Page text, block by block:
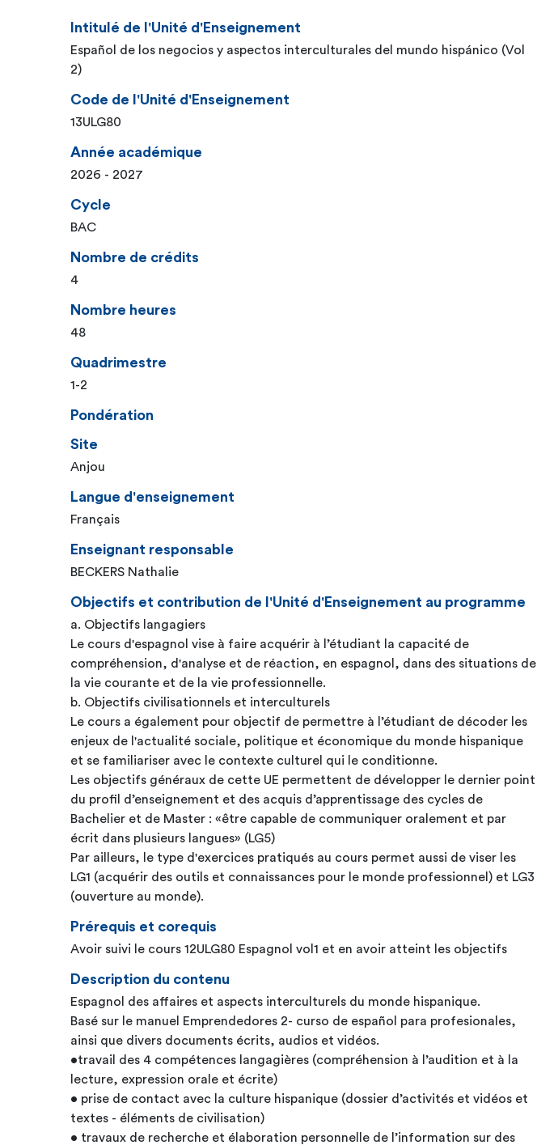
Intitulé de l'Unité d'Enseignement
Español de los negocios y aspectos interculturales del mundo hispánico (Vol
2)
Code de l'Unité d'Enseignement
13ULG80
Année académique
2026 - 2027
Cycle
BAC
Nombre de crédits
4
Nombre heures
48
Quadrimestre
1-2
Pondération
Site
Anjou
Langue d'enseignement
Français
Enseignant responsable
BECKERS Nathalie
Objectifs et contribution de l'Unité d'Enseignement au programme
a. Objectifs langagiers
Le cours d'espagnol vise à faire acquérir à l’étudiant la capacité de
compréhension, d'analyse et de réaction, en espagnol, dans des situations de
la vie courante et de la vie professionnelle.
b. Objectifs civilisationnels et interculturels
Le cours a également pour objectif de permettre à l’étudiant de décoder les
enjeux de l'actualité sociale, politique et économique du monde hispanique
et se familiariser avec le contexte culturel qui le conditionne.
Les objectifs généraux de cette UE permettent de développer le dernier point
du profil d’enseignement et des acquis d’apprentissage des cycles de
Bachelier et de Master : «être capable de communiquer oralement et par
écrit dans plusieurs langues» (LG5)
Par ailleurs, le type d'exercices pratiqués au cours permet aussi de viser les
LG1 (acquérir des outils et connaissances pour le monde professionnel) et LG3
(ouverture au monde).
Prérequis et corequis
Avoir suivi le cours 12ULG80 Espagnol vol1 et en avoir atteint les objectifs
Description du contenu
Espagnol des affaires et aspects interculturels du monde hispanique.
Basé sur le manuel Emprendedores 2- curso de español para profesionales,
ainsi que divers documents écrits, audios et vidéos.
•travail des 4 compétences langagières (compréhension à l’audition et à la
lecture, expression orale et écrite)
• prise de contact avec la culture hispanique (dossier d’activités et vidéos et
textes - éléments de civilisation)
• travaux de recherche et élaboration personnelle de l’information sur des